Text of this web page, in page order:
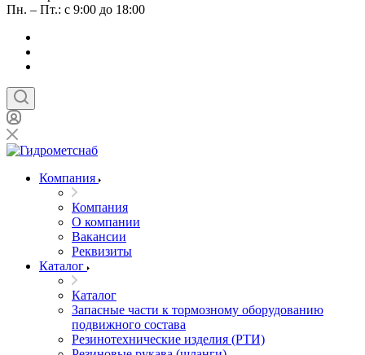
Пн. – Пт.: с 9:00 до 18:00
Компания
Компания
О компании
Вакансии
Реквизиты
Каталог
Каталог
Запасные части к тормозному оборудованию
подвижного состава
Резинотехнические изделия (РТИ)